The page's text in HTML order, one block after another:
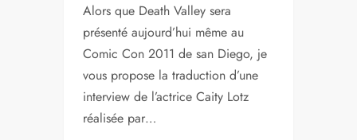
Alors que Death Valley sera
présenté aujourd’hui même au
Comic Con 2011 de san Diego, je
vous propose la traduction d’une
interview de l’actrice Caity Lotz
réalisée par…